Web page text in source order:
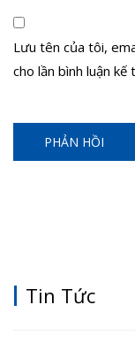
Lưu tên của tôi,
cho lần bình luận kế
Tin Tức